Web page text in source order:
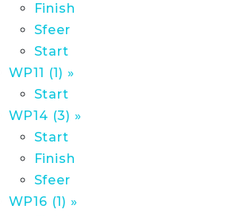
Finish
Sfeer
Start
WP11 (1) »
Start
WP14 (3) »
Start
Finish
Sfeer
WP16 (1) »